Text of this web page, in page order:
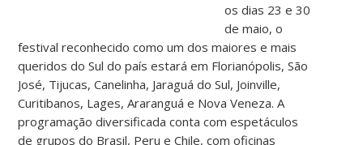
os dias 23 e 30
de maio, o
festival reconhecido como um dos maiores e mais
queridos do Sul do país estará em Florianópolis, São
José, Tijucas, Canelinha, Jaraguá do Sul, Joinville,
Curitibanos, Lages, Araranguá e Nova Veneza. A
programação diversificada conta com espetáculos
de grupos do Brasil, Peru e Chile, com oficinas